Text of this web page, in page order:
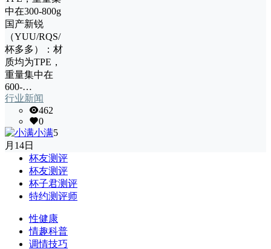
中在300-800g
国产新锐
（YUU/RQS/
杯多多）：材
质均为TPE，
重量集中在
600-…
行业新闻
462
0
小满5
月14日
杯友测评
杯友测评
杯子君测评
特约测评师
性健康
情趣科普
调情技巧